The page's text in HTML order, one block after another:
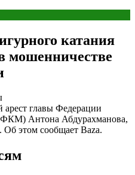
катания
мошенничестве
главы Федерации
Антона Абдурахманова,
этом сообщает Baza.